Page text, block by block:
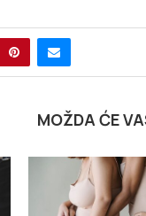
MOŽDA ĆE